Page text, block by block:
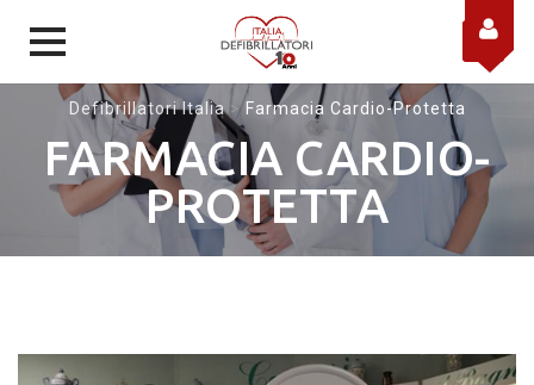
Skip to content
Defibrillatori Italia> Farmacia Cardio-Protetta
FARMACIA CARDIO-
PROTETTA